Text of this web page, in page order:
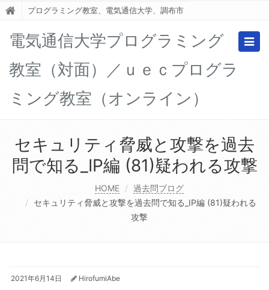
プログラミング教室、電気通信大学、調布市
電気通信大学プログラミング
教室（対面）／ｕｅｃプログラ
ミング教室（オンライン）
セキュリティ脅威と攻撃を過去
問で知る_IP編 (81)疑われる攻撃
HOME
過去問ブログ
セキュリティ脅威と攻撃を過去問で知る_IP編 (81)疑われる
攻撃
2021年6月14日 HirofumiAbe